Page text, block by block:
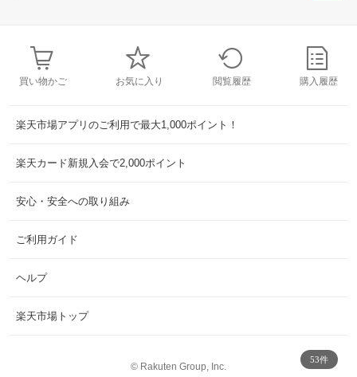
53件
買い物かご お気に入り 閲覧履歴 購入履歴
楽天市場アプリのご利用で最大1,000ポイント！
楽天カード新規入会で2,000ポイント
安心・安全への取り組み
ご利用ガイド
ヘルプ
楽天市場トップ
© Rakuten Group, Inc.